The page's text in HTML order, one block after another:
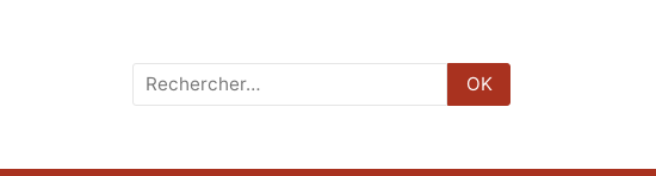
Rechercher
:
OK